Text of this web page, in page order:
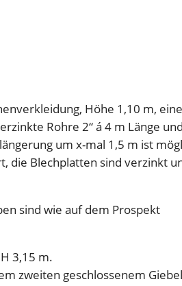
r
h
ü
t
(
Höhe 1,10 m,
Rohre 2“ á 4 m Länge
um x-mal 1,5 m ist
die Blechplatten sind verzinkt
sind wie auf dem Prospekt
3,15 m.
zweiten geschlossenem Giebel